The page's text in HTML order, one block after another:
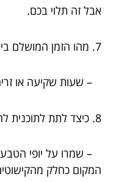
אבל זה תלוי בכם.
7. מהו הזמן המושלם ביום?
– שעות שקיעה או
8. כיצד לתת לתוכנית להיראות טבעית?
– שמרו על יופי
המקום כחלק